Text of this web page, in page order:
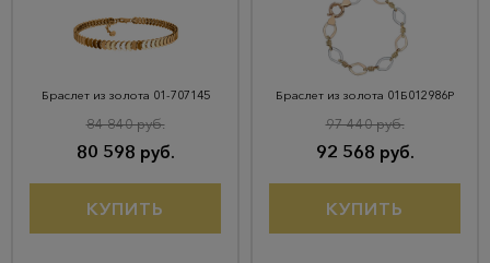
Браслет из золота 01-707145
80 598 руб.
84 840 руб.
КУПИТЬ
Браслет из золота 01Б012986Р
92 568 руб.
97 440 руб.
КУПИТЬ